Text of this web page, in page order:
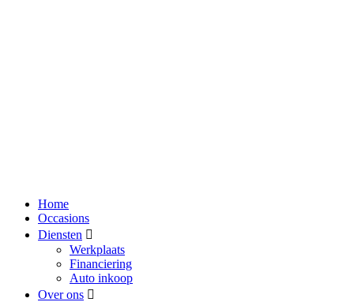
Home
Occasions
Diensten
Werkplaats
Financiering
Auto inkoop
Over ons